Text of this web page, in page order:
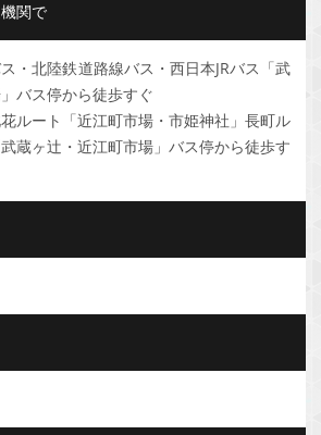
関で
・北陸鉄道路線バス・西日本JRバス「武
バス停から徒歩すぐ
ルート「近江町市場・市姫神社」長町ル
蔵ヶ辻・近江町市場」バス停から徒歩す